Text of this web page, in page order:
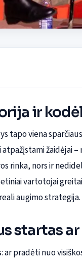
ir
tapo viena
žaidėjai
rinka, nors ir
vartotojai
augimo strategija.
startas
pradėti nuo